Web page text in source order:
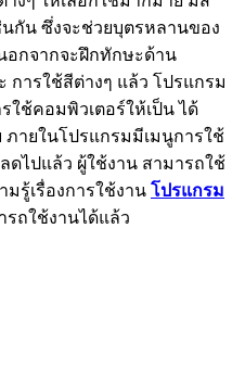
นกัน ซึ่งจะช่วยบุตรหลานของ
อกจากจะฝึกทักษะด้าน
การใช้สีต่างๆ แล้ว โปรแกรม
ใช้คอมพิวเตอร์ให้เป็น ได้
ภายในโปรแกรมมีเมนูการใช้
ดไปแล้ว ผู้ใช้งาน สามารถใช้
รู้เรื่องการใช้งาน โปรแกรม
ถใช้งานได้แล้ว